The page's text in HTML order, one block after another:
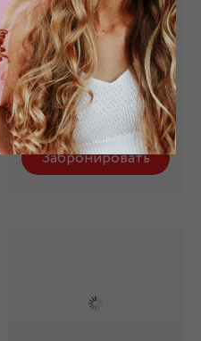
белый БФ -002/1
Состав: 95% п/э, 5%
эл.
1 880 руб.
Забронировать